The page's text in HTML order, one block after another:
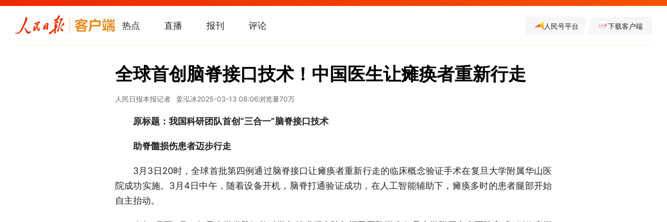
热点 直播 报刊 评论 人民号平台 下载客户端
全球首创脑脊接口技术！中国医生让瘫痪者重新行走
人民日报本报记者 姜泓冰2025-03-13 08:06浏览量70万
原标题： 我国科研团队首创“三合一”脑脊接口技术
助脊髓损伤患者迈步行走
3月3日20时，全球首批第四例通过脑脊接口让瘫痪者重新行走的临床概念验证手术在复旦大学附属华山医
院成功实施。3月4日中午，随着设备开机，脑脊打通验证成功，在人工智能辅助下，瘫痪多时的患者腿部开始
自主抬动。